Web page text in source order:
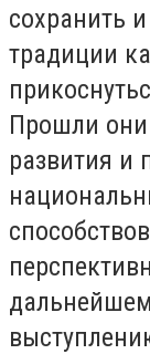
сохранить
традиции
Прошли
развития и